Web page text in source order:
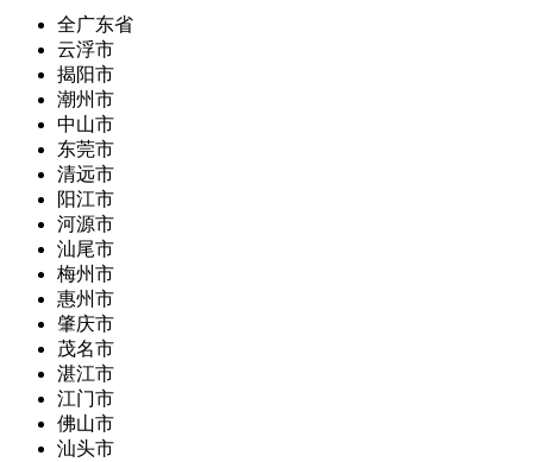
全广东省
云浮市
揭阳市
潮州市
中山市
东莞市
清远市
阳江市
河源市
汕尾市
梅州市
惠州市
肇庆市
茂名市
湛江市
江门市
佛山市
汕头市